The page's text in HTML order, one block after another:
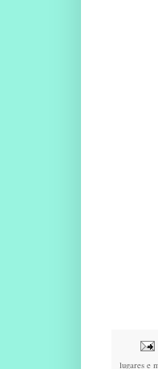
lugares e